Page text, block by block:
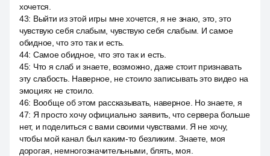
хочется.
43: Выйти из этой игры мне хочется, я не знаю, это, это
чувствую себя слабым, чувствую себя слабым. И самое
обидное, что это так и есть.
44: Самое обидное, что это так и есть.
45: Что я слаб и знаете, возможно, даже стоит признавать
эту слабость. Наверное, не стоило записывать это видео на
эмоциях не стоило.
46: Вообще об этом рассказывать, наверное. Но знаете, я
47: Я просто хочу официально заявить, что сервера больше
нет, и поделиться с вами своими чувствами. Я не хочу,
чтобы мой канал был каким-то безликим. Знаете, моя
дорогая, немногозначительными, блять, моя.